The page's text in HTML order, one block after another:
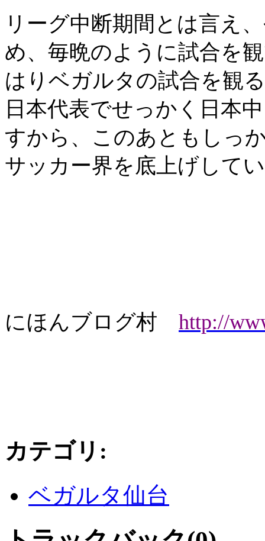
リーグ中断期間とは言え
め、毎晩のように試合を
はりベガルタの試合を観
日本代表でせっかく日本
すから、このあともしっ
サッカー界を底上げして
にほんブログ村 http://
カテゴリ :
ベガルタ仙台